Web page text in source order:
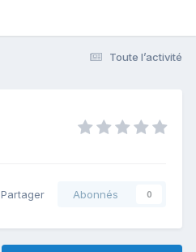
Toute l’activité
Partager Abonnés 0